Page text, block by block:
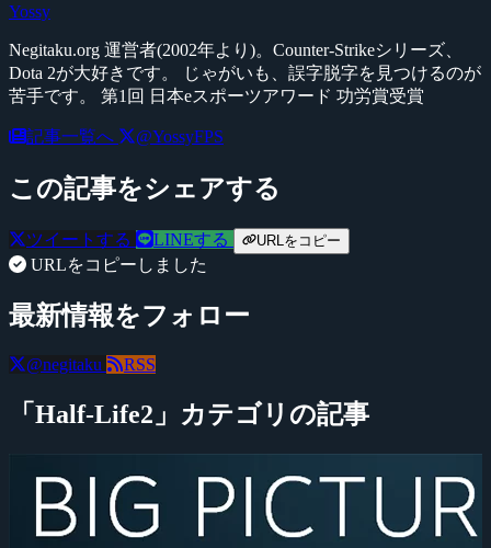
Yossy
Negitaku.org 運営者(2002年より)。Counter-Strikeシリーズ、
Dota 2が大好きです。 じゃがいも、誤字脱字を見つけるのが
苦手です。 第1回 日本eスポーツアワード 功労賞受賞
記事一覧へ @YossyFPS
この記事をシェアする
ツイートする LINEする URLをコピー
URLをコピーしました
最新情報をフォロー
@negitaku RSS
「Half-Life2」カテゴリの記事